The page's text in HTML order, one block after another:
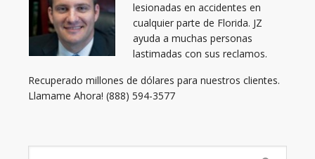
lesionadas en accidentes en
cualquier parte de Florida. JZ
ayuda a muchas personas
lastimadas con sus reclamos.
Recuperado millones de dólares para nuestros clientes.
Llamame Ahora! (888) 594-3577